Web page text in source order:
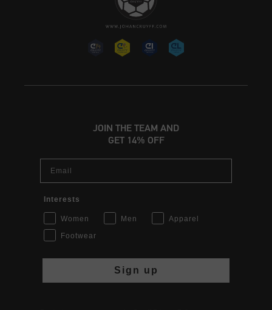
JOIN THE TEAM AND
GET 14% OFF
Interests
Women Men
Apparel
Footwear
Sign up